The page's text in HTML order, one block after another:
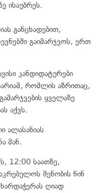
ისაუბრეს.
განცხადებით,
გაიმარჯვოს, ერთ
კანდიდატურები
რომლის აზრითაც,
ყველაზე
აქვს.
ალასანიას
მან.
12:00 საათზე,
შენობის წინ
ღიად